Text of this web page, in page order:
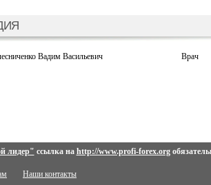
Вадим Васильевич Врач
лидер" ссылка на http://www.profi-forex.org
Наши контакты